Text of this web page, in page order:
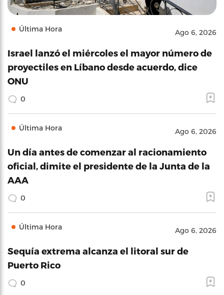
Última Hora Ago 6, 2026
Israel lanzó el miércoles el mayor número de
proyectiles en Líbano desde acuerdo, dice
ONU
0
Última Hora Ago 6, 2026
Un día antes de comenzar al racionamiento
oficial, dimite el presidente de la Junta de la
AAA
0
Última Hora Ago 6, 2026
Sequía extrema alcanza el litoral sur de
Puerto Rico
0